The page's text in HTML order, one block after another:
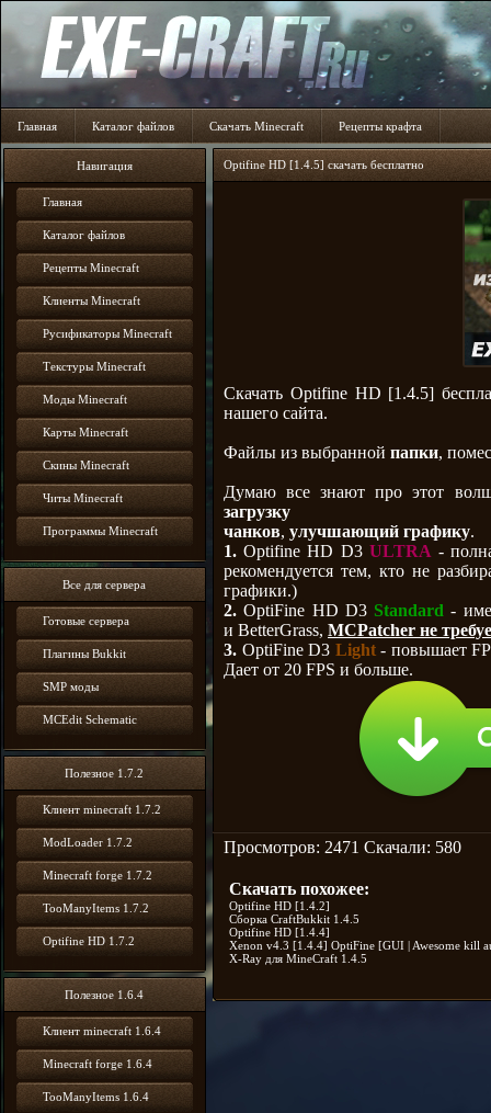
Главная Каталог файлов Скачать Minecraft Рецепты крафта
Навигация
Главная
Каталог файлов
Рецепты Minecraft
Клиенты Minecraft
Русификаторы Minecraft
Текстуры Minecraft
Моды Minecraft
Карты Minecraft
Скины Minecraft
Читы Minecraft
Программы Minecraft
Все для сервера
Готовые сервера
Плагины Bukkit
SMP моды
MCEdit Schematic
Полезное 1.7.2
Клиент minecraft 1.7.2
ModLoader 1.7.2
Minecraft forge 1.7.2
TooManyItems 1.7.2
Optifine HD 1.7.2
Полезное 1.6.4
Клиент minecraft 1.6.4
Minecraft forge 1.6.4
TooManyItems 1.6.4
Optifine HD [1.4.5] скачать бесплатно
Скачать Optifine HD [1.4.5]
нашего сайта.
Файлы из выбранной папки,
Думаю все знают про этот
загрузку
чанков, улучшающий графику.
1. Optifine HD D3 ULTRA -
рекомендуется тем, кто не
графики.)
2. OptiFine HD D3 Standard-
и BetterGrass, MCPatcher не
3. OptiFine D3 Light- повышает
Дает от 20 FPS и больше.
Просмотров: 2471 Скачали: 580
Скачать похожее:
Optifine HD [1.4.2]
Сборка CraftBukkit 1.4.5
Optifine HD [1.4.4]
Xenon v4.3 [1.4.4] OptiFine [GUI | Awesome kill
X-Ray для MineCraft 1.4.5